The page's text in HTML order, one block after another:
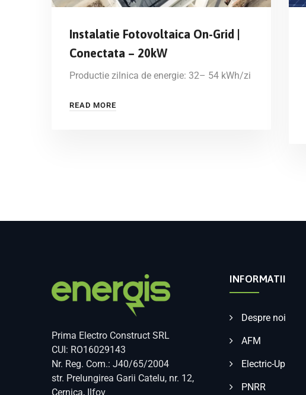
Instalatie Fotovoltaica On-Grid |
Conectata – 20kW
Productie zilnica de energie: 32– 54 kWh/zi
READ MORE
Prima Electro Construct SRL
CUI: RO16029143
Nr. Reg. Com.: J40/65/2004
str. Prelungirea Garii Catelu, nr. 12,
Cernica, Ilfov
INFORMATII
Despre noi
AFM
Electric-Up
PNRR